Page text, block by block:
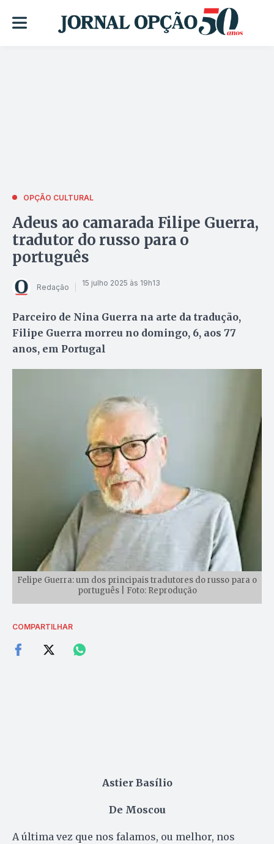
OPÇÃO CULTURAL
Adeus ao camarada Filipe Guerra,
tradutor do russo para o
português
Redação 15 julho 2025 às 19h13
Parceiro de Nina Guerra na arte da tradução,
Filipe Guerra morreu no domingo, 6, aos 77
anos, em Portugal
Felipe Guerra: um dos principais tradutores do russo para o
português | Foto: Reprodução
COMPARTILHAR
Astier Basílio
De Moscou
A última vez que nos falamos, ou melhor, nos